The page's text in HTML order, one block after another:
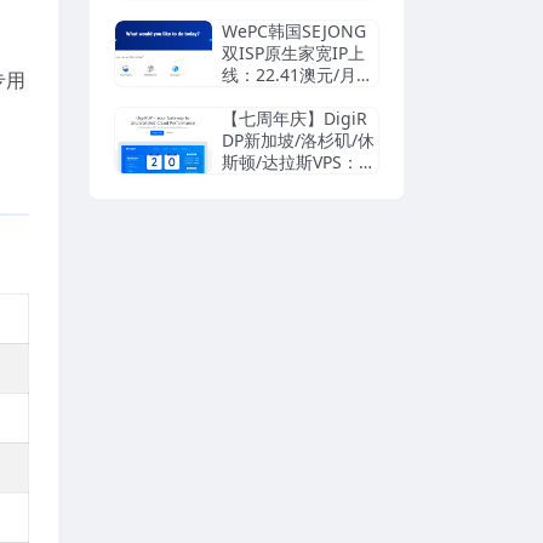
用
量，不降速不断线
| 住宅IP动态轮
换，杜绝脏IP封号
WePC韩国SEJONG
双ISP原生家宽IP上
线：22.41澳元/月
加澳日韩台新马泰菲
越印尼巴西南非TikT
ok VPS，支持支付
【七周年庆】DigiR
DP新加坡/洛杉矶/休
斯顿/达拉斯VPS：2.